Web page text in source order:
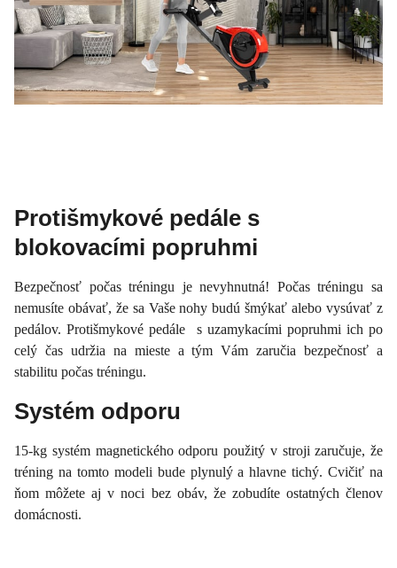
Protišmykové pedále s
blokovacími popruhmi
Bezpečnosť počas tréningu je nevyhnutná! Počas tréningu sa
nemusíte obávať, že sa Vaše nohy budú šmýkať alebo vysúvať z
pedálov. Protišmykové pedále s uzamykacími popruhmi ich po
celý čas udržia na mieste a tým Vám zaručia bezpečnosť a
stabilitu počas tréningu.
Systém odporu
15-kg systém magnetického odporu použitý v stroji zaručuje, že
tréning na tomto modeli bude plynulý a hlavne tichý. Cvičiť na
ňom môžete aj v noci bez obáv, že zobudíte ostatných členov
domácnosti.